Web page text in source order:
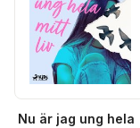
Nu är jag ung hela